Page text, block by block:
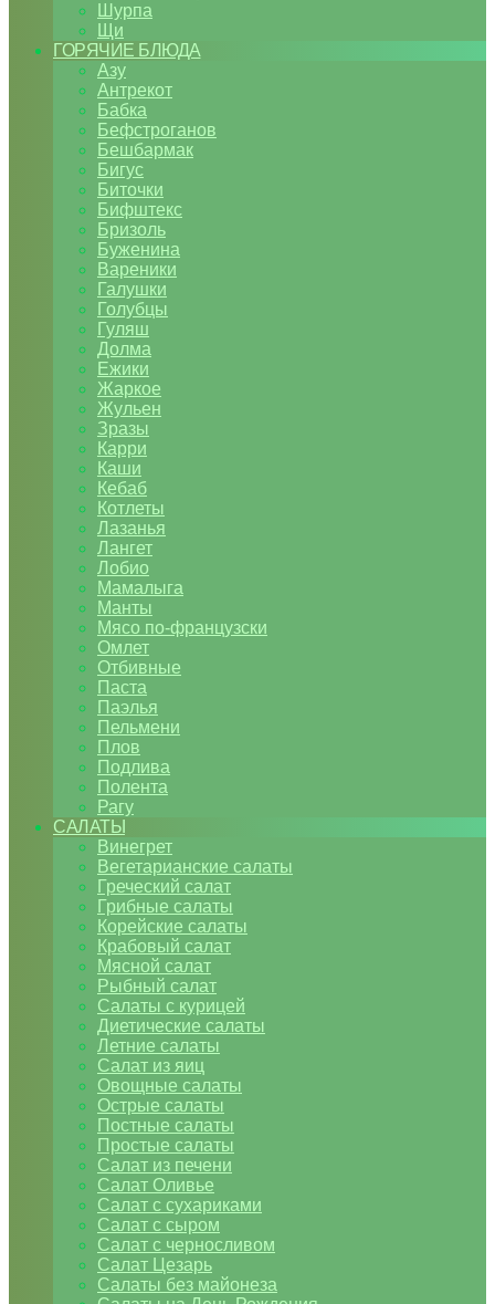
Шурпа
Щи
ГОРЯЧИЕ БЛЮДА
Азу
Антрекот
Бабка
Бефстроганов
Бешбармак
Бигус
Биточки
Бифштекс
Бризоль
Буженина
Вареники
Галушки
Голубцы
Гуляш
Долма
Ежики
Жаркое
Жульен
Зразы
Карри
Каши
Кебаб
Котлеты
Лазанья
Лангет
Лобио
Мамалыга
Манты
Мясо по-французски
Омлет
Отбивные
Паста
Паэлья
Пельмени
Плов
Подлива
Полента
Рагу
САЛАТЫ
Винегрет
Вегетарианские салаты
Греческий салат
Грибные салаты
Корейские салаты
Крабовый салат
Мясной салат
Рыбный салат
Салаты с курицей
Диетические салаты
Летние салаты
Салат из яиц
Овощные салаты
Острые салаты
Постные салаты
Простые салаты
Салат из печени
Салат Оливье
Салат с сухариками
Салат с сыром
Салат с черносливом
Салат Цезарь
Салаты без майонеза